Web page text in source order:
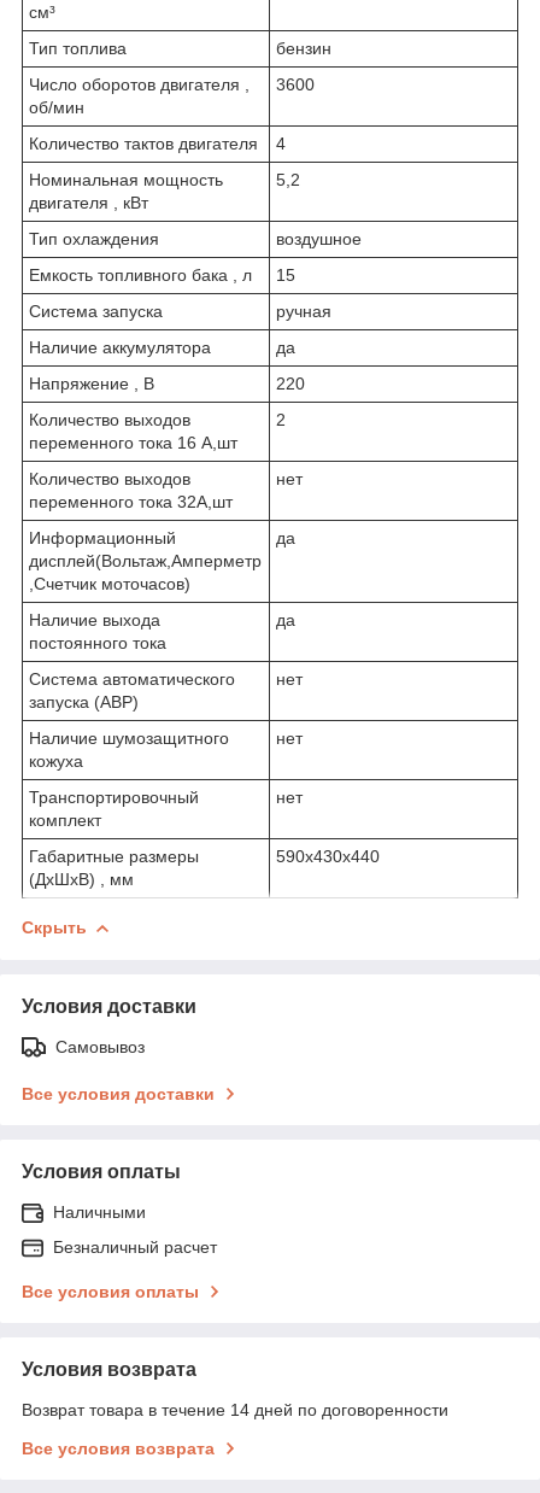
см³
Тип топлива
бензин
Число оборотов двигателя ,
об/мин
3600
Количество тактов двигателя
4
Номинальная мощность
двигателя , кВт
5,2
Тип охлаждения
воздушное
Емкость топливного бака , л
15
Система запуска
ручная
Наличие аккумулятора
да
Напряжение , В
220
Количество выходов
переменного тока 16 А,шт
2
Количество выходов
переменного тока 32А,шт
нет
Информационный
дисплей(Вольтаж,Амперметр
,Счетчик моточасов)
да
Наличие выхода
постоянного тока
да
Система автоматического
запуска (АВР)
нет
Наличие шумозащитного
кожуха
нет
Транспортировочный
комплект
нет
Габаритные размеры
(ДхШхВ) , мм
590x430x440
Скрыть
Условия доставки
Самовывоз
Все условия доставки
Условия оплаты
Наличными
Безналичный расчет
Все условия оплаты
Условия возврата
Возврат товара в течение 14 дней по договоренности
Все условия возврата